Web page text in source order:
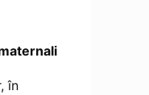
în